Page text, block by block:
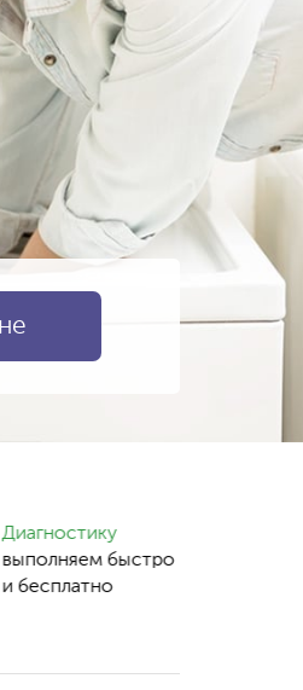
Диагностику
выполняем быстро
и бесплатно